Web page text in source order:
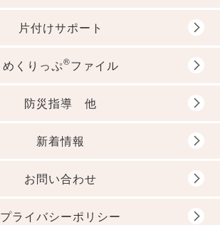
片付けサポート
めくりっぷ®ファイル
防災指導 他
新着情報
お問い合わせ
プライバシーポリシー